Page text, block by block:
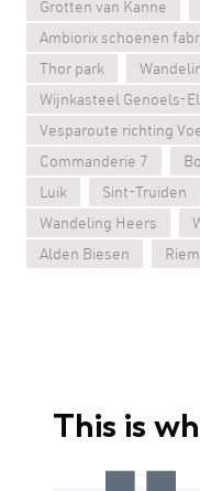
Grotten van Kanne
Ambiorix schoenen
Thor park
Wijnkasteel Genoels-
Vesparoute richting
Commanderie 7
Luik
Sint-Truiden
Wandeling Heers
Alden Biesen
This is